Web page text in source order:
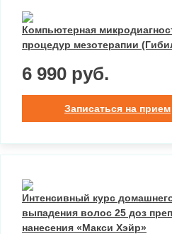
Компьютерная
процедур мезотерапии
6 990 руб.
Записаться на прием
Интенсивный курс
выпадения волос 25 доз
нанесения «Макси Хэйр»